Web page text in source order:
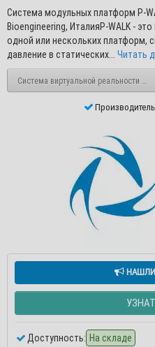
Система модульных платформ P-
Bioengineering, ИталияP-WALK -
одной или нескольких платформ,
давление в статических... Читать
Система виртуальной реальности
НАШЛИ
Доступность: На складе